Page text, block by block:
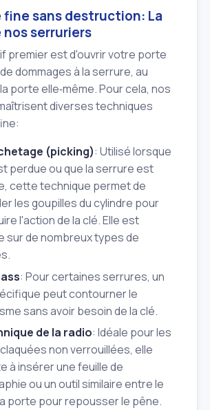
sans destruction: La
serruriers
premier est d'ouvrir votre porte
dommages à la serrure, au
porte elle‑même. Pour cela, nos
diverses techniques
(picking): Utilisé lorsque
perdue ou que la serrure est
cette technique permet de
les goupilles du cylindre pour
l'action de la clé. Elle est
sur de nombreux types de
: Pour certaines serrures, un
peut contourner le
sans avoir besoin de la clé.
de la radio: Idéale pour les
non verrouillées, elle
à insérer une feuille de
ou un outil similaire entre le
porte pour repousser le pêne.